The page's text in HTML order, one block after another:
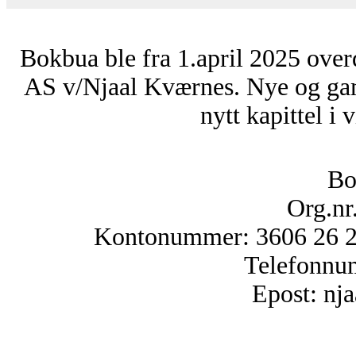
Bokbua ble fra 1.april 2025
AS v/Njaal Kværnes. Nye og
nytt kapittel i
Kontonummer: 3606 26
Epost: